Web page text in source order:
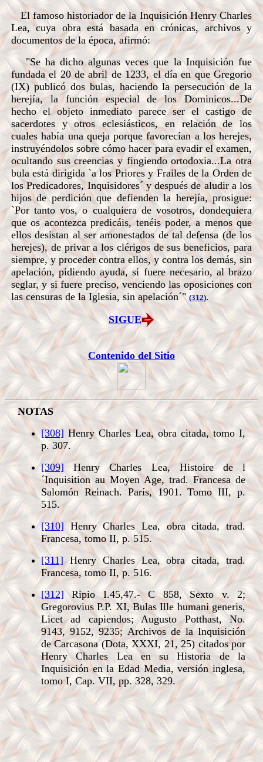
El famoso historiador de la Inquisición Henry Charles
Lea, cuya obra está basada en crónicas, archivos y
documentos de la época, afirmó:
"Se ha dicho algunas veces que la Inquisición fue
fundada el 20 de abril de 1233, el día en que Gregorio
(IX) publicó dos bulas, haciendo la persecución de la
herejía, la función especial de los Dominicos...De
hecho el objeto inmediato parece ser el castigo de
sacerdotes y otros eclesiásticos, en relación de los
cuales había una queja porque favorecían a los herejes,
instruyéndolos sobre cómo hacer para evadir el examen,
ocultando sus creencias y fingiendo ortodoxia...La otra
bula está dirigida `a los Priores y Frailes de la Orden de
los Predicadores, Inquisidores´ y después de aludir a los
hijos de perdición que defienden la herejía, prosigue:
`Por tanto vos, o cualquiera de vosotros, dondequiera
que os acontezca predicáis, tenéis poder, a menos que
ellos desistan al ser amonestados de tal defensa (de los
herejes), de privar a los clérigos de sus beneficios, para
siempre, y proceder contra ellos, y contra los demás, sin
apelación, pidiendo ayuda, si fuere necesario, al brazo
seglar, y si fuere preciso, venciendo las oposiciones con
las censuras de la Iglesia, sin apelación´"(312).
SIGUE
Contenido del Sitio
NOTAS
[308] Henry Charles Lea, obra citada, tomo I,
p. 307.
[309] Henry Charles Lea, Histoire de l
´Inquisition au Moyen Age, trad. Francesa de
Salomón Reinach. París, 1901. Tomo III, p.
515.
[310] Henry Charles Lea, obra citada, trad.
Francesa, tomo II, p. 515.
[311]Henry Charles Lea, obra citada, trad.
Francesa, tomo II, p. 516.
[312]Ripio I.45,47.- C 858, Sexto v. 2;
Gregorovius P.P. XI, Bulas Ille humani generis,
Licet ad capiendos; Augusto Potthast, No.
9143, 9152, 9235; Archivos de la Inquisición
de Carcasona (Dota, XXXI, 21, 25) citados por
Henry Charles Lea en su Historia de la
Inquisición en la Edad Media, versión inglesa,
tomo I, Cap. VII, pp. 328, 329.